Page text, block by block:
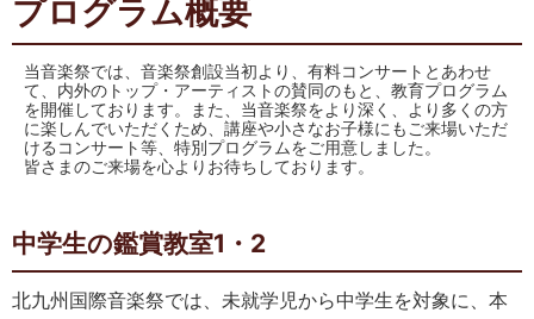
プログラム概要
当音楽祭では、音楽祭創設当初より、有料コンサートとあわせ
て、内外のトップ・アーティストの賛同のもと、教育プログラム
を開催しております。また、当音楽祭をより深く、より多くの方
に楽しんでいただくため、講座や小さなお子様にもご来場いただ
けるコンサート等、特別プログラムをご用意しました。
皆さまのご来場を心よりお待ちしております。
中学生の鑑賞教室1・2
北九州国際音楽祭では、未就学児から中学生を対象に、本